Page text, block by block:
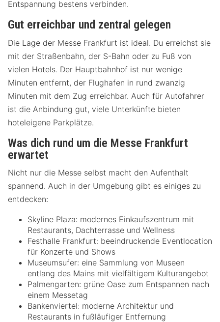
Entspannung bestens verbinden.
Gut erreichbar und zentral gelegen
Die Lage der Messe Frankfurt ist ideal. Du erreichst sie
mit der Straßenbahn, der S-Bahn oder zu Fuß von
vielen Hotels. Der Hauptbahnhof ist nur wenige
Minuten entfernt, der Flughafen in rund zwanzig
Minuten mit dem Zug erreichbar. Auch für Autofahrer
ist die Anbindung gut, viele Unterkünfte bieten
hoteleigene Parkplätze.
Was dich rund um die Messe Frankfurt
erwartet
Nicht nur die Messe selbst macht den Aufenthalt
spannend. Auch in der Umgebung gibt es einiges zu
entdecken:
Skyline Plaza: modernes Einkaufszentrum mit
Restaurants, Dachterrasse und Wellness
Festhalle Frankfurt: beeindruckende Eventlocation
für Konzerte und Shows
Museumsufer: eine Sammlung von Museen
entlang des Mains mit vielfältigem Kulturangebot
Palmengarten: grüne Oase zum Entspannen nach
einem Messetag
Bankenviertel: moderne Architektur und
Restaurants in fußläufiger Entfernung